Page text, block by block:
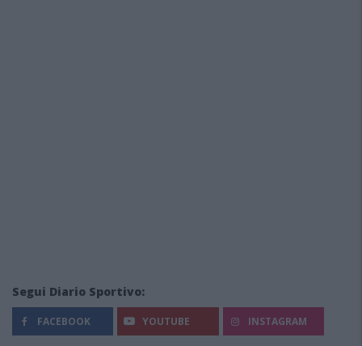
Segui Diario Sportivo:
FACEBOOK YOUTUBE INSTAGRAM